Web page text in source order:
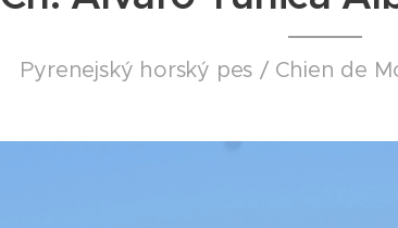
Pyrenejský horský pes / Chien de